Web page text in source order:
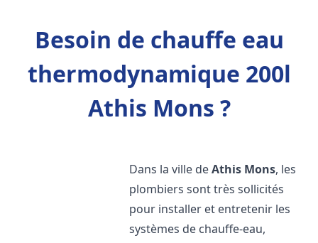
Besoin de chauffe eau
thermodynamique 200l
Athis Mons ?
Dans la ville deAthis Mons, les
plombiers sont très sollicités
pour installer et entretenir les
systèmes de chauffe-eau,